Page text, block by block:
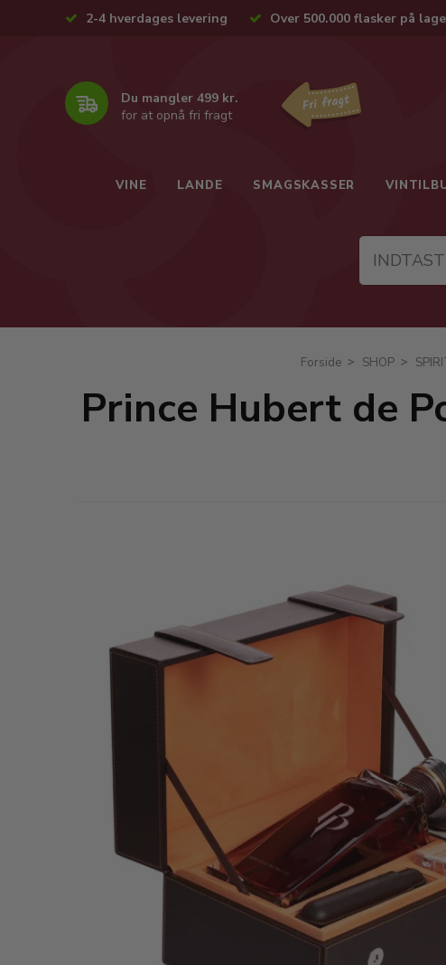
2-4 hverdages levering Over 500.000 flasker på
Du mangler 499 kr.
for at opnå fri fragt
VINE LANDE SMAGSKASSER
Forside SHOP
Prince Hubert de